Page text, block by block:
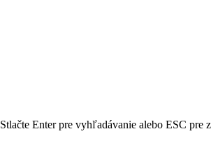
Stlačte Enter pre vyhľadávanie alebo ESC pre